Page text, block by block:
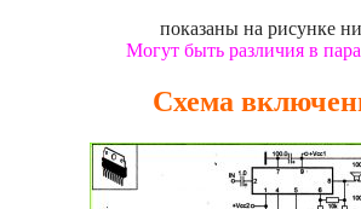
показаны на рисунке
Могут быть различия в
Схема